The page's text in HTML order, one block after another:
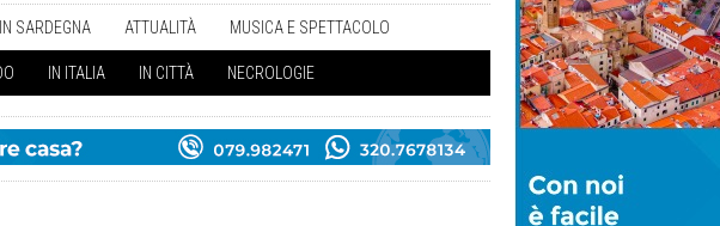
IN SARDEGNA ATTUALITÀ MUSICA E SPETTACOLO
IN ITALIA IN CITTÀ NECROLOGIE